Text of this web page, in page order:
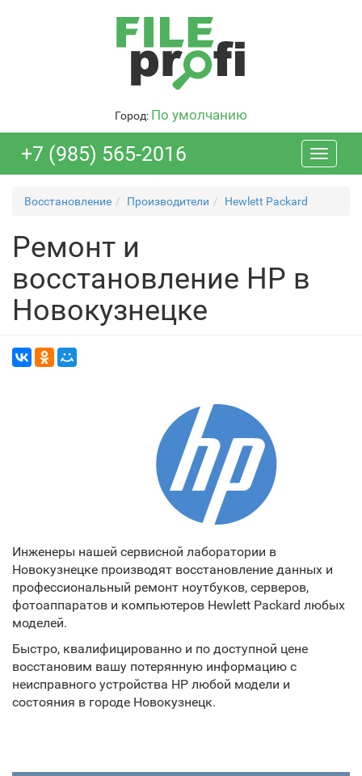
Город: По умолчанию
Toggle
+7 (985) 565-2016
Восстановление Производители Hewlett Packard
Ремонт и
восстановление HP в
Новокузнецке
Инженеры нашей сервисной лаборатории в
Новокузнецке производят восстановление данных и
профессиональный ремонт ноутбуков, серверов,
фотоаппаратов и компьютеров Hewlett Packard любых
моделей.
Быстро, квалифицированно и по доступной цене
восстановим вашу потерянную информацию с
неисправного устройства HP любой модели и
состояния в городе Новокузнецк.